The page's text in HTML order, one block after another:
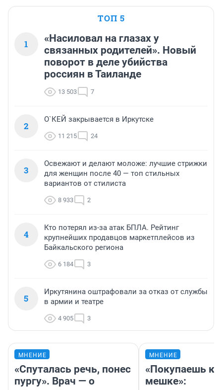
ТОП 5
1
«Насиловал на глазах у
связанных родителей». Новый
поворот в деле убийства
россиян в Таиланде
13 503 7
2
О`КЕЙ закрывается в Иркутске
11 215 24
3
Освежают и делают моложе: лучшие стрижки
для женщин после 40 — топ стильных
вариантов от стилиста
8 933 2
4
Кто потерял из-за атак БПЛА. Рейтинг
крупнейших продавцов маркетплейсов из
Байкальского региона
6 184 3
5
Иркутянина оштрафовали за отказ от службы
в армии и театре
4 905 3
МНЕНИЕ
«Спуталась речь, понес
пургу». Врач — о
МНЕНИЕ
«Покупаешь
мешке»: